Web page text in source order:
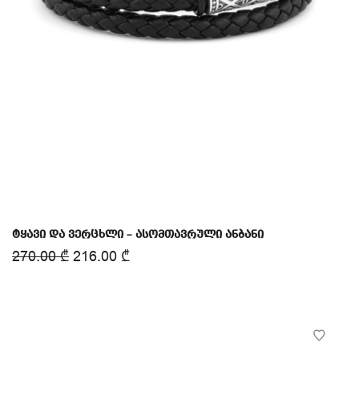
ტყავი და ვერცხლი – ასომთავრული ანბანი
270.00₾ 216.00 ₾